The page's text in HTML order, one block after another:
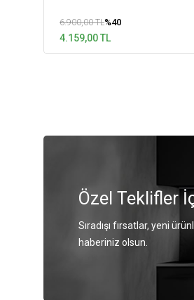
6.900,00 TL%40
4.159,00 TL
Özel Teklifler
Sıradışı fırsatlar, yeni
haberiniz olsun.